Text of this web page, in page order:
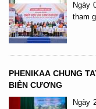
Ngày
tham
PHENIKAA CHUNG
BIÊN CƯƠNG
Ngày